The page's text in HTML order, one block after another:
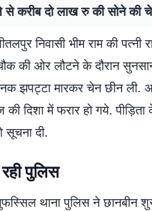
करीब दो लाख रु की सोने की
निवासी भीम राम की
चौक की ओर लौटने के दौरान
झपट्टा मारकर चेन छीन ली.
की दिशा में फरार हो गये.
दी.
पुलिस
थाना पुलिस ने छानबीन